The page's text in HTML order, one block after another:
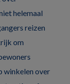
helemaal
reizen
om
winkelen over